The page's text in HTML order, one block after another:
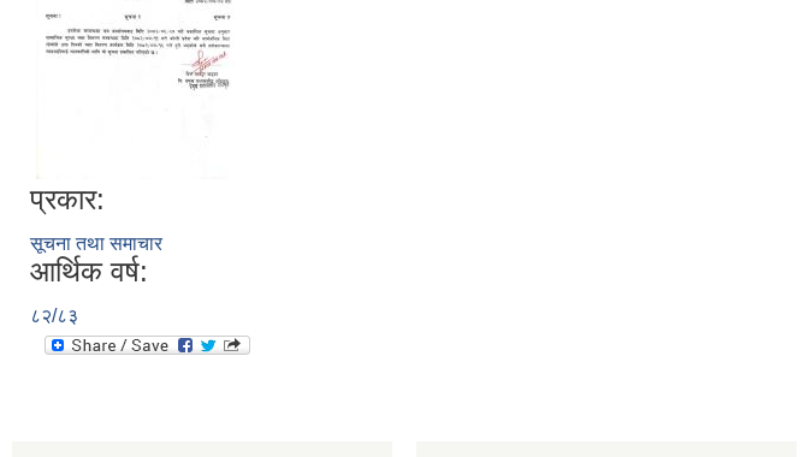
प्रकार:
सूचना तथा समाचार
आर्थिक वर्ष:
८२/८३